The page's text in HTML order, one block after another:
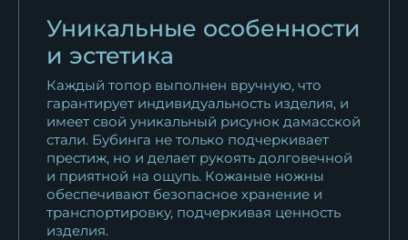
Уникальные особенности
и эстетика
Каждый топор выполнен вручную, что
гарантирует индивидуальность изделия, и
имеет свой уникальный рисунок дамасской
стали. Бубинга не только подчеркивает
престиж, но и делает рукоять долговечной
и приятной на ощупь. Кожаные ножны
обеспечивают безопасное хранение и
транспортировку, подчеркивая ценность
изделия.